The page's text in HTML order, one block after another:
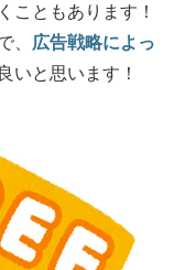
こともあります！
、 広告戦略によっ
いと思います！